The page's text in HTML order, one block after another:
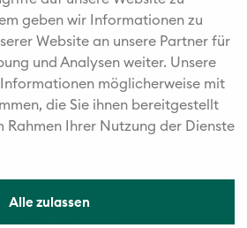
geben wir Informationen zu
Website an unsere Partner für
und Analysen weiter. Unsere
möglicherweise mit
die Sie ihnen bereitgestellt
Rahmen Ihrer Nutzung der Dienste
Alle zulassen